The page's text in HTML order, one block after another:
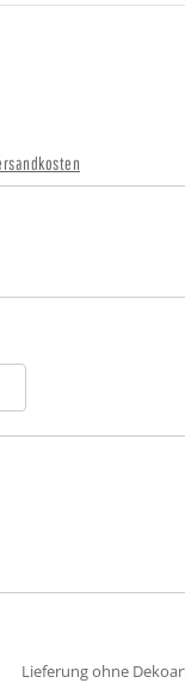
Lieferung ohne